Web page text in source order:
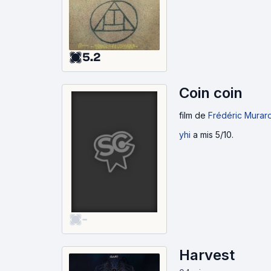
5.2
-
Coin coin
film de Frédéric
yhi a mis 5/10.
Harvest